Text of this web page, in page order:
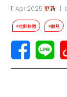
11 Apr 2025更新 |
#社群軟體 #偏見